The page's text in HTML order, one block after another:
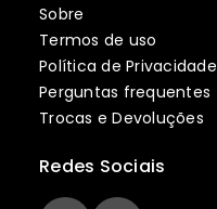
Sobre
Termos de uso
Política de Privacidade
Perguntas frequentes
Trocas e Devoluções
Redes Sociais